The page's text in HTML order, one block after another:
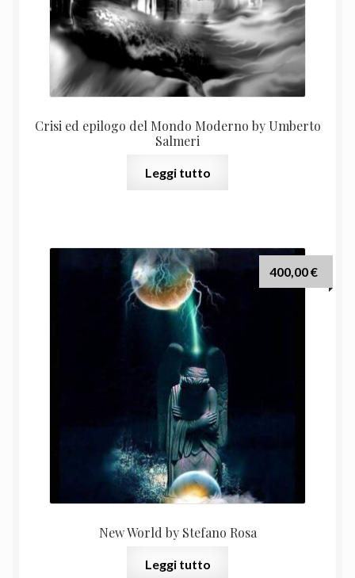
Crisi ed epilogo del Mondo Moderno by Umberto
Salmeri
Leggi tutto
New World by Stefano Rosa
400,00€
Leggi tutto